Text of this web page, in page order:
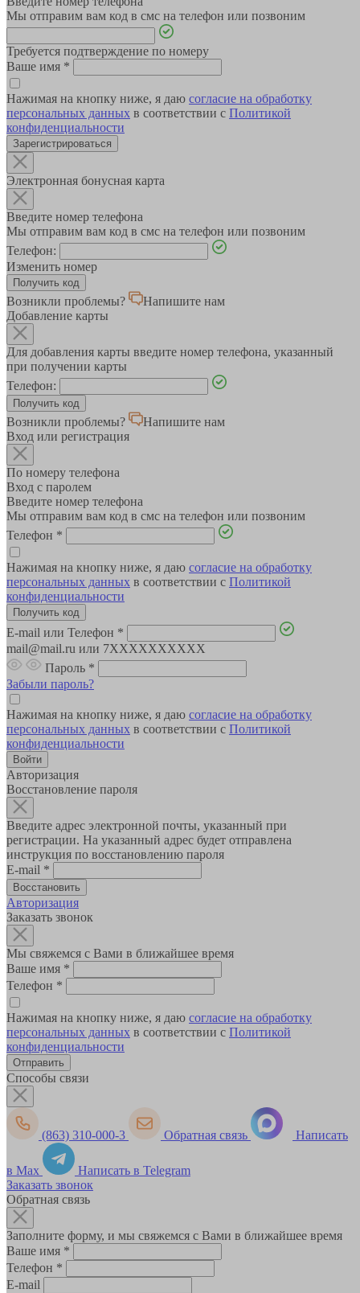
Мы отправим вам код в смс на телефон или позвоним
Требуется подтверждение по номеру
Ваше имя *
Нажимая на кнопку ниже, я даю согласие на обработку
персональных данных в соответствии с Политикой
конфиденциальности
Зарегистрироваться
Электронная бонусная карта
Введите номер телефона
Мы отправим вам код в смс на телефон или позвоним
Телефон:
Изменить номер
Возникли проблемы?
Напишите нам
Добавление карты
Для добавления карты введите номер телефона, указанный
при получении карты
Телефон:
Возникли проблемы?
Напишите нам
Вход или регистрация
По номеру телефона
Вход с паролем
Введите номер телефона
Мы отправим вам код в смс на телефон или позвоним
Телефон *
Нажимая на кнопку ниже, я даю согласие на обработку
персональных данных в соответствии с Политикой
конфиденциальности
E-mail или Телефон *
mail@mail.ru или 7XXXXXXXXXX
Пароль *
Забыли пароль?
Нажимая на кнопку ниже, я даю согласие на обработку
персональных данных в соответствии с Политикой
конфиденциальности
Авторизация
Восстановление пароля
Введите адрес электронной почты, указанный при
регистрации. На указанный адрес будет отправлена
инструкция по восстановлению пароля
E-mail *
Авторизация
Заказать звонок
Мы свяжемся с Вами в ближайшее время
Ваше имя *
Телефон *
Нажимая на кнопку ниже, я даю согласие на обработку
персональных данных в соответствии с Политикой
конфиденциальности
Способы связи
(863) 310-000-3 Обратная связь Написать
в Max
Написать в Telegram
Заказать звонок
Обратная связь
Заполните форму, и мы свяжемся с Вами в ближайшее время
Ваше имя *
Телефон *
E-mail